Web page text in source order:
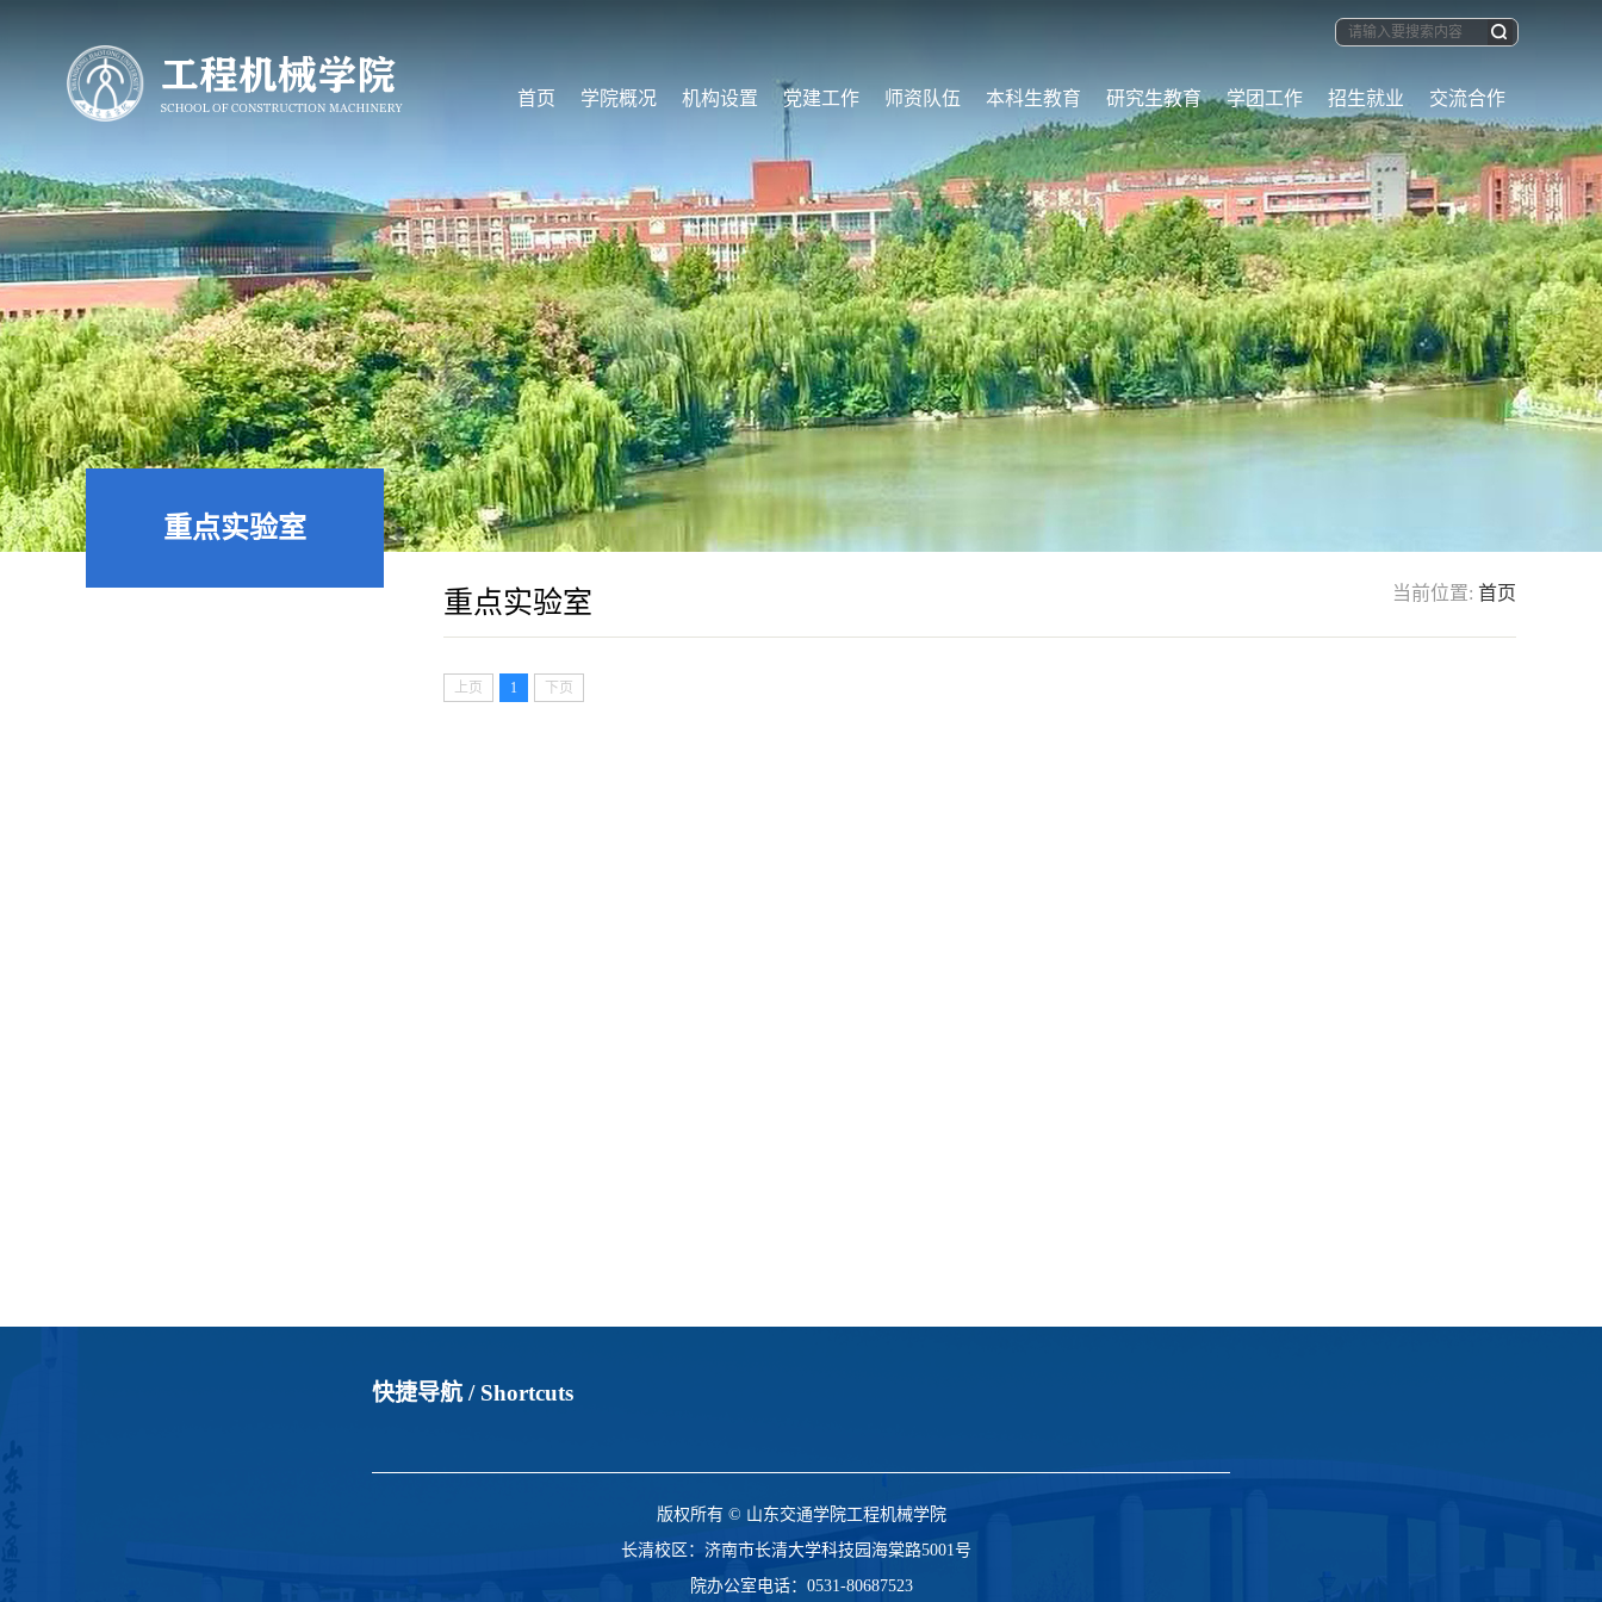
首页 学院概况 机构设置 党建工作 师资队伍 本科生教育 研究生教育 学团工作 招生就业 交流合作
重点实验室
重点实验室 当前位置: 首页
上页 1 下页
快捷导航 / Shortcuts
版权所有 © 山东交通学院工程机械学院
长清校区：济南市长清大学科技园海棠路5001号
院办公室电话：0531-80687523